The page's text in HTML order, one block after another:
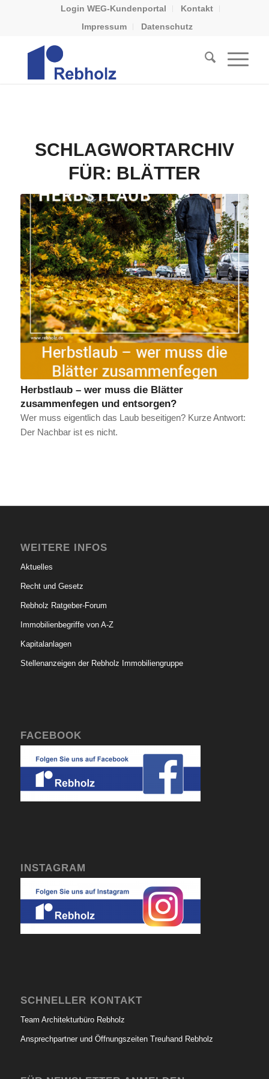
Login WEG-Kundenportal
Kontakt
Impressum
Datenschutz
SCHLAGWORTARCHIV
FÜR: BLÄTTER
Herbstlaub – wer muss die Blätter
zusammenfegen und entsorgen?
Wer muss eigentlich das Laub beseitigen? Kurze Antwort:
Der Nachbar ist es nicht.
WEITERE INFOS
Aktuelles
Recht und Gesetz
Rebholz Ratgeber-Forum
Immobilienbegriffe von A-Z
Kapitalanlagen
Stellenanzeigen der Rebholz Immobiliengruppe
FACEBOOK
INSTAGRAM
SCHNELLER KONTAKT
Team Architekturbüro Rebholz
Ansprechpartner und Öffnungszeiten Treuhand Rebholz